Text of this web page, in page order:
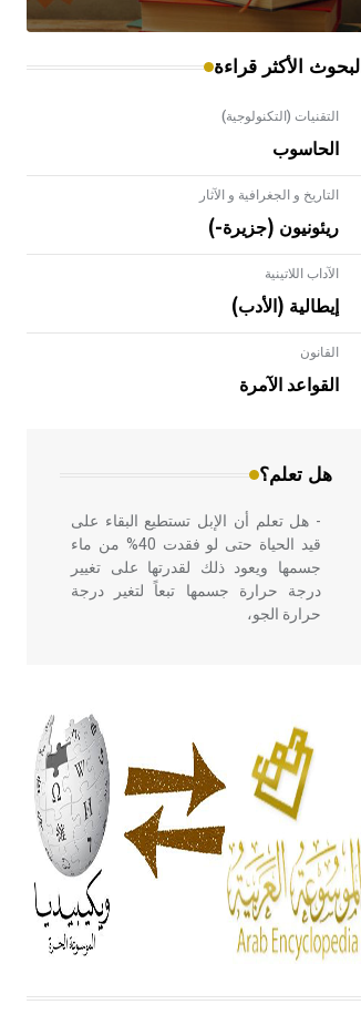
البحوث الأكثر قراءة
التقنيات (التكنولوجية)
الحاسوب
التاريخ و الجغرافية و الآثار
ريئونيون (جزيرة-)
الآداب اللاتينية
إيطالية (الأدب)
القانون
القواعد الآمرة
هل تعلم؟
- هل تعلم أن الأبلق نوع من الفنون
الهندسية التي ارتبطت بالعمارة الإسلامية
في بلاد الشام ومصر خاصة، حيث يحرص
- هل تعلم أن الإبل تستطيع البقاء على
قيد الحياة حتى لو فقدت 40% من ماء
جسمها ويعود ذلك لقدرتها على تغيير
درجة حرارة جسمها تبعاً لتغير درجة
حرارة الجو،
أربعة مؤلفات هي: الحكم، الأدلة، تنظيم
التغذية، ورسالته في جروح الرأس.
ويعود له الفضل بأنه حرر الطب من
الدين والفلسفة.
- هل تعلم أن المرجان إفراز حيواني
يتكون في البحر ويتركب من مادة
كربونات الكلسيوم، وهو أحمر أو شديد
الحمرة وهو أجود أنواعه، ويمتاز بكبر
الحجم ويسمى الش